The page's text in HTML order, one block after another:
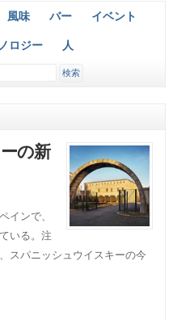
風味 バー イベント
ロジー 人
の新
インで、
いる。注
スパニッシュウイスキーの今